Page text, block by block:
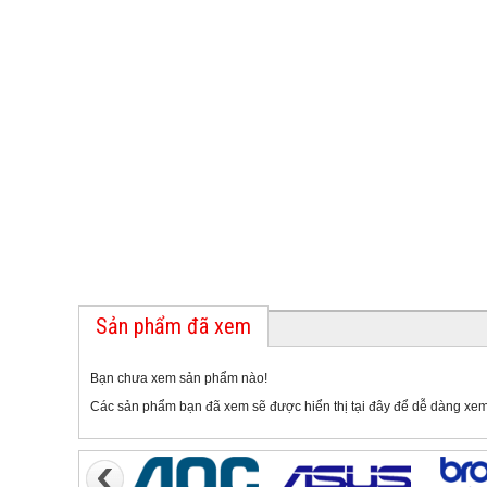
Sản phẩm đã xem
Bạn chưa xem sản phẩm nào!
Các sản phẩm bạn đã xem sẽ được hiển thị tại đây để dễ dàng